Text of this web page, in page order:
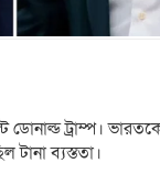
ডোনাল্ড ট্রাম্প।
ব্যস্ততা।